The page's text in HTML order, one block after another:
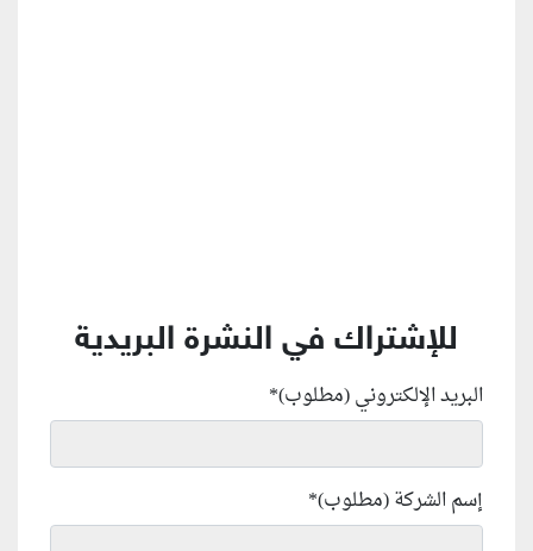
للإشتراك في النشرة البريدية
البريد الإلكتروني (مطلوب)*
إسم الشركة (مطلوب)*